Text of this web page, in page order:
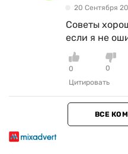
20 Сентября
Советы
если я не
0
0
Цитировать
ВСЕ